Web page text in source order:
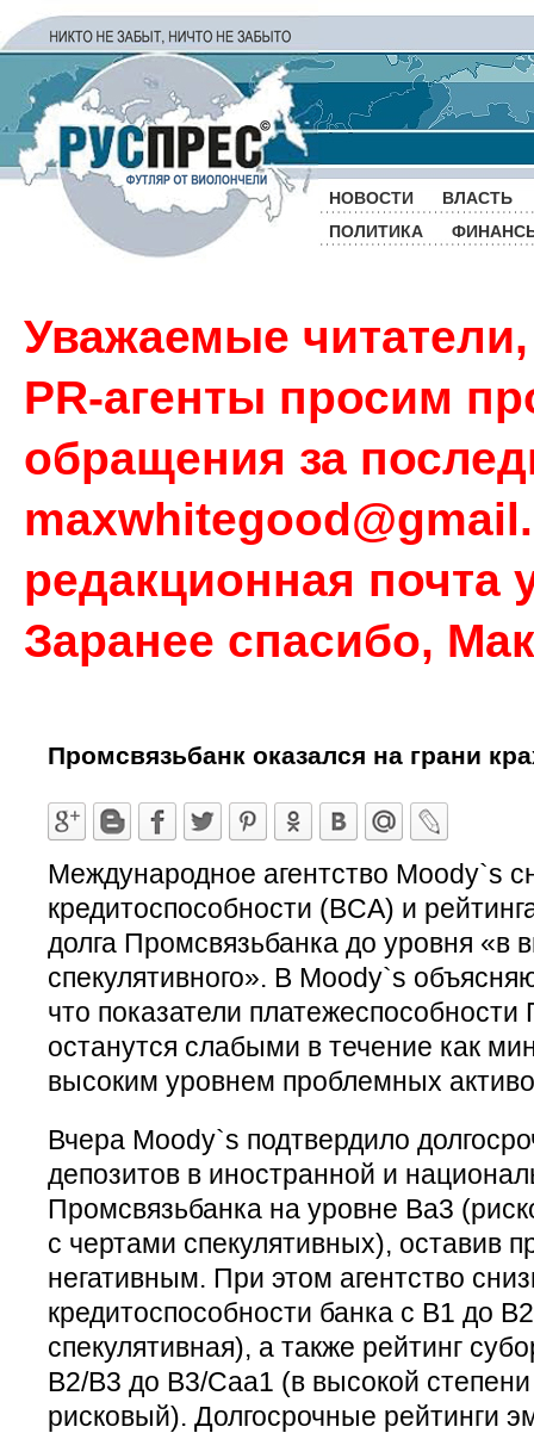
НОВОСТИ
ВЛАСТЬ
ПОЛИТИКА
Уважаемые
PR-агенты просим
обращения за
редакционная почта
Заранее спасибо,
Промсвязьбанк оказался на грани
Международное агентство Moody`s
кредитоспособности (BCA) и
долга Промсвязьбанка до уровня «в
спекулятивного». В Moody`s
что показатели
останутся слабыми в течение как
высоким уровнем проблемных
Вчера Moody`s подтвердило
депозитов в иностранной и
Промсвязьбанка на уровне Ва3
с чертами спекулятивных), оставив
негативным. При этом агентство
кредитоспособности банка с B1 до
спекулятивная), а также рейтинг
B2/B3 до B3/Caa1 (в высокой
рисковый). Долгосрочные рейтинги